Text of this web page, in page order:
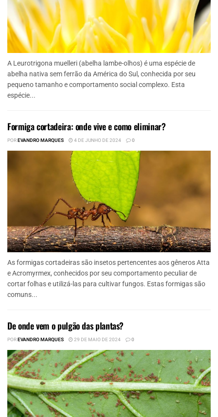
A Leurotrigona muelleri (abelha lambe-olhos) é uma espécie de
abelha nativa sem ferrão da América do Sul, conhecida por seu
pequeno tamanho e comportamento social complexo. Esta
espécie...
Formiga cortadeira: onde vive e como eliminar?
POREVANDRO MARQUES 4 DE JUNHO DE 2024 0
As formigas cortadeiras são insetos pertencentes aos gêneros Atta
e Acromyrmex, conhecidos por seu comportamento peculiar de
cortar folhas e utilizá-las para cultivar fungos. Estas formigas são
comuns...
De onde vem o pulgão das plantas?
POREVANDRO MARQUES 29 DE MAIO DE 2024 0